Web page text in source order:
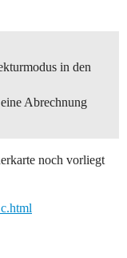
in den
Abrechnung
noch vorliegt